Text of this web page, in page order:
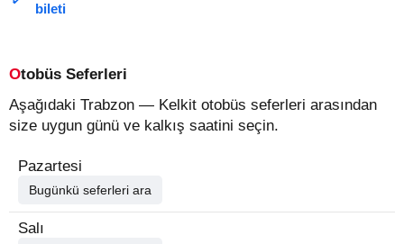
bileti
Otobüs Seferleri
Aşağıdaki Trabzon — Kelkit otobüs seferleri arasından
size uygun günü ve kalkış saatini seçin.
Pazartesi
Bugünkü seferleri ara
Salı